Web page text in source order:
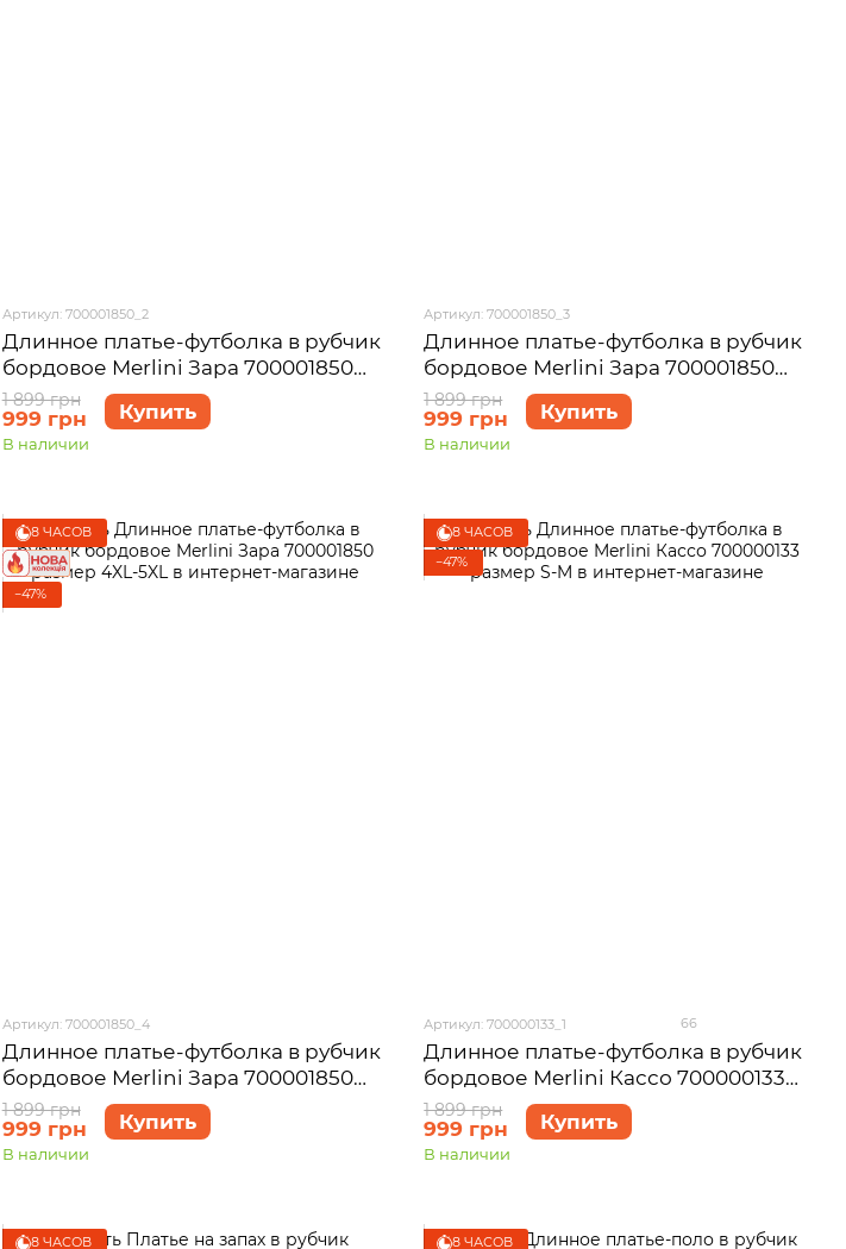
Артикул: 700001850_2
Длинное платье-футболка в рубчик
бордовое Merlini Зара 700001850
размер L-XL
1 899 грн
999 грн Купить
В наличии
Артикул: 700001850_3
Длинное платье-футболка в рубчик
бордовое Merlini Зара 700001850
размер 2XL-3XL
1 899 грн
999 грн Купить
В наличии
8 ЧАСОВ
−47%
Артикул: 700001850_4
Длинное платье-футболка в рубчик
бордовое Merlini Зара 700001850
размер 4XL-5XL
1 899 грн
999 грн Купить
В наличии
8 ЧАСОВ
−47%
Артикул: 700000133_1 66
Длинное платье-футболка в рубчик
бордовое Merlini Кассо 700000133
размер S-M
1 899 грн
999 грн Купить
В наличии
8 ЧАСОВ 8 ЧАСОВ